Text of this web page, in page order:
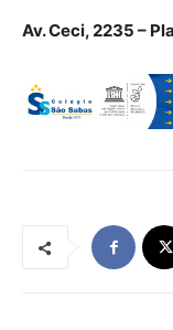
Av. Ceci, 2235 –